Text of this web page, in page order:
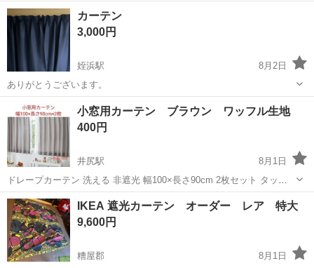
カーテン
3,000円
姪浜駅
8月2日
ありがとうございます。
福岡 福岡市 姪浜駅 カーテン、ブラインド
小窓用カーテン ブラウン ワッフル生地
400円
井尻駅
8月1日
ドレープカーテン 洗える 非遮光 幅100×長さ90cm 2枚セット タッセ
ル付き ブラウン 陽の光が程よく入る薄めのカーテンです。 カーテン
2枚とタッセル2点、揃っております。 何かをこぼしたり、油汚れがつ
くような場...
福岡 福岡市 井尻駅 カーテン、ブラインド
IKEA 遮光カーテン オーダー レア 特大
9,600円
糟屋郡
8月1日